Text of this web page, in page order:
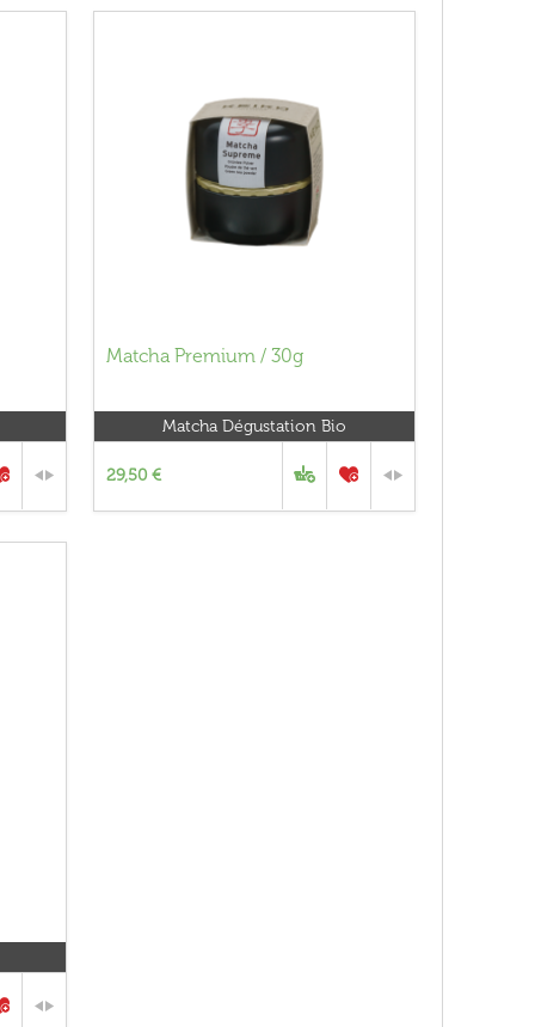
Matcha Premium / 30g
Matcha Dégustation Bio
29,50 €